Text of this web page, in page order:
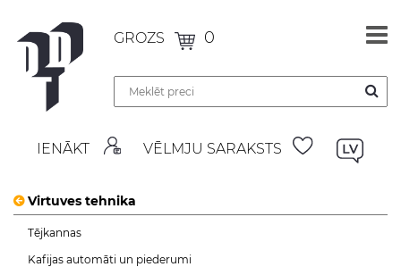
GROZS 0
IENĀKT VĒLMJU SARAKSTS
Virtuves tehnika
Tējkannas
Kafijas automāti un piederumi